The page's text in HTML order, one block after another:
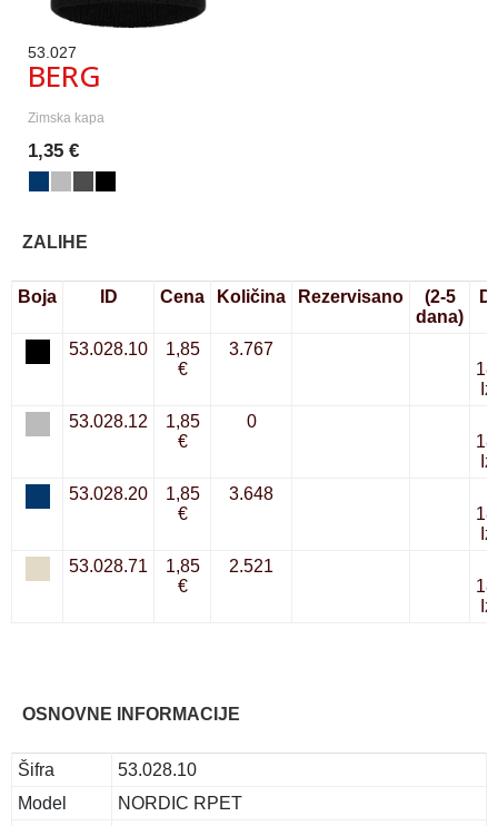
53.027
BERG
Zimska kapa
1,35 €
ZALIHE
Boja ID Cena Količina Rezervisano
(2-5
dana)
53.028.10
1,85
€
3.767
53.028.12
1,85
€
0
53.028.20
1,85
€
3.648
53.028.71
1,85
€
2.521
OSNOVNE INFORMACIJE
Šifra
53.028.10
Model
NORDIC RPET